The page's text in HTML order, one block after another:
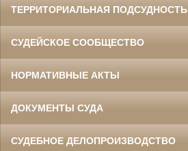
ТЕРРИТОРИАЛЬНАЯ ПОДСУДНОСТЬ
СУДЕЙСКОЕ СООБЩЕСТВО
НОРМАТИВНЫЕ АКТЫ
ДОКУМЕНТЫ СУДА
СУДЕБНОЕ ДЕЛОПРОИЗВОДСТВО